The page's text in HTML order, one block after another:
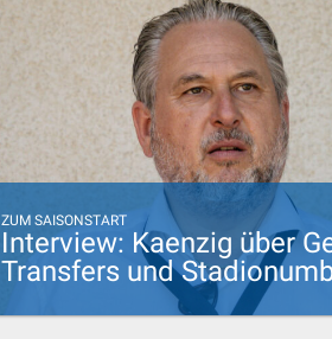
ZUM SAISONSTART
Interview: Kaenzig über
Transfers und